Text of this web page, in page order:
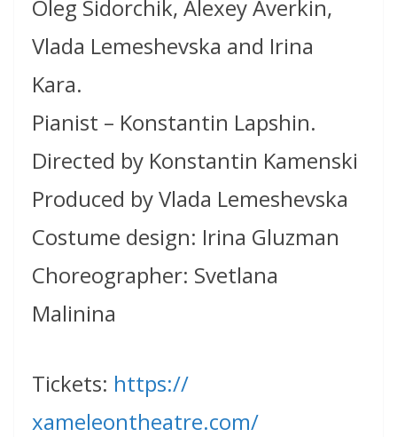
Oleg Sidorchik, Alexey Averkin,
Vlada Lemeshevska and Irina
Kara.
Pianist – Konstantin Lapshin.
Directed by Konstantin Kamenski
Produced by Vlada Lemeshevska
Costume design: Irina Gluzman
Choreographer: Svetlana
Malinina
Tickets: https://
xameleontheatre.com/